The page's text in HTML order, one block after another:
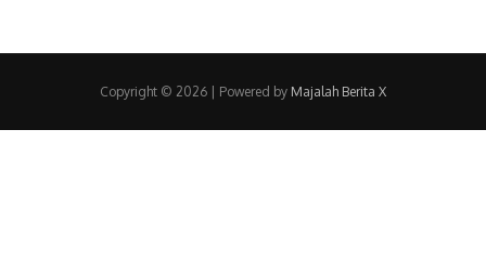
Copyright © 2026 | Powered by Majalah Berita X